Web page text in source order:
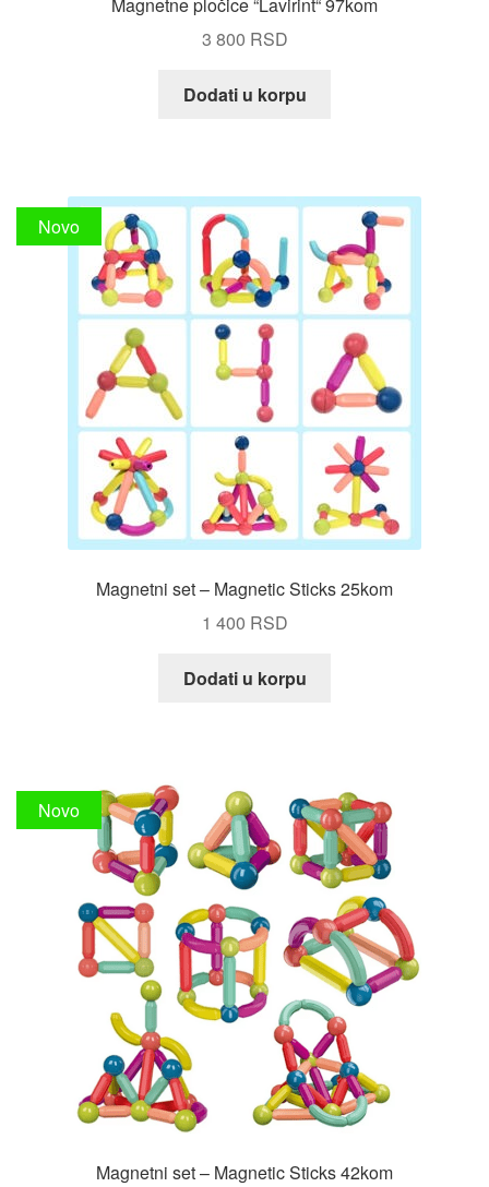
Magnetne pločice “Lavirint“ 97kom
3 800 RSD
Dodati u korpu
Novo
Magnetni set – Magnetic Sticks 25kom
1 400 RSD
Dodati u korpu
Novo
Magnetni set – Magnetic Sticks 42kom